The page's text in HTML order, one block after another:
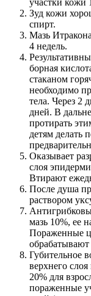
участки кожи
Зуд кожи
спирт.
Мазь
4 недель.
борная
стаканом
необходимо
тела. Через 2
дней. В
протирать
детям делать
Оказывает
слоя
Втирают
После душа
раствором
мазь 10%, ее
Пораженные
обрабатывают
Губительное
верхнего
20% для
пораженные